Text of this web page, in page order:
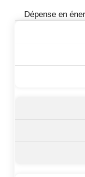
Dépense en